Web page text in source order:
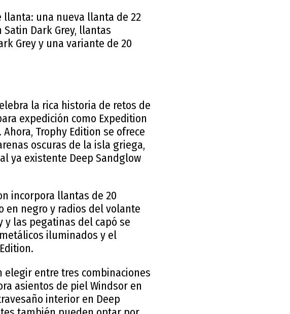
llanta: una nueva llanta de 22
Dark Grey, llantas
Grey y una variante de 20
la rica historia de retos de
expedición como Expedition
Trophy Edition se ofrece
oscuras de la isla griega,
ya existente Deep Sandglow
incorpora llantas de 20
en negro y radios del volante
y las pegatinas del capó se
iluminados y el
elegir entre tres combinaciones
asientos de piel Windsor en
interior en Deep